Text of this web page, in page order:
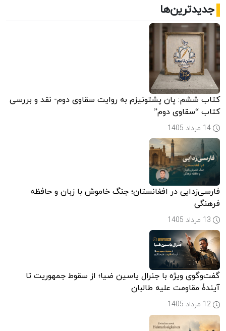
جدیدترین‌ها
کتاب ششم: پان پشتونیزم به روایت سقاوی دوم- نقد و بررسی
کتاب “سقاوی دوم”
فارسی‌زدایی در افغانستان؛ جنگ خاموش با زبان و حافظه
فرهنگی
گفت‌وگوی ویژه با جنرال یاسین ضیا؛ از سقوط جمهوریت تا
آیندۀ مقاومت علیه طالبان